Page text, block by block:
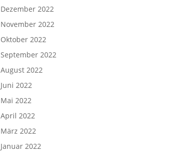
Dezember 2022
November 2022
Oktober 2022
September 2022
August 2022
Juni 2022
Mai 2022
April 2022
März 2022
Januar 2022